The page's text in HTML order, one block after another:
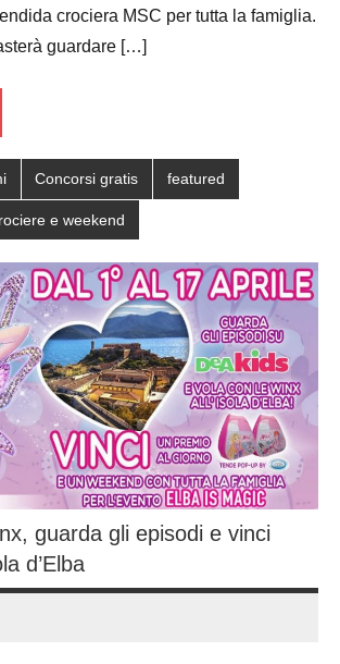
crociera MSC per tutta la famiglia.
guardare […]
Concorsi gratis featured
e weekend
guarda gli episodi e vinci
d’Elba